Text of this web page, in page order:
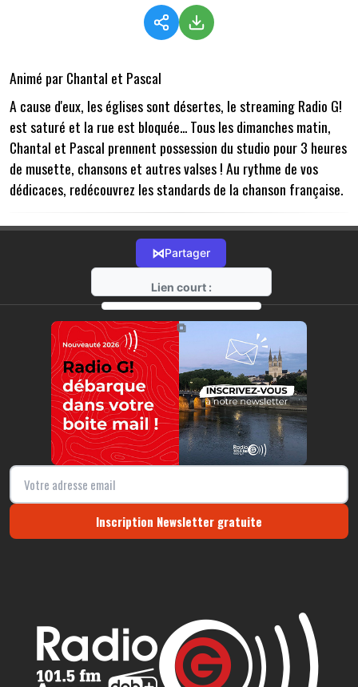
Animé par Chantal et Pascal
A cause d'eux, les églises sont désertes, le streaming Radio G!
est saturé et la rue est bloquée... Tous les dimanches matin,
Chantal et Pascal prennent possession du studio pour 3 heures
de musette, chansons et autres valses ! Au rythme de vos
dédicaces, redécouvrez les standards de la chanson française.
⋈Partager
Lien court :
https://radio-g.fr?6672
⧉
Inscription Newsletter gratuite